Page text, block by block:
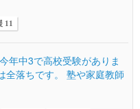
11
年中3で高校受験がありま
全落ちです。 塾や家庭教師